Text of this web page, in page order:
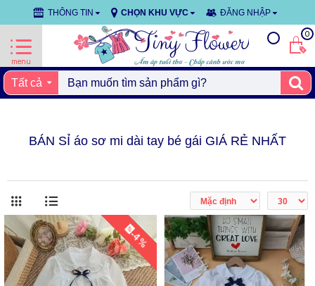
THÔNG TIN CHỌN KHU VỰC ĐĂNG NHẬP
0
Tất cả
BÁN SỈ áo sơ mi dài tay bé gái GIÁ RẺ NHẤT
-4 %